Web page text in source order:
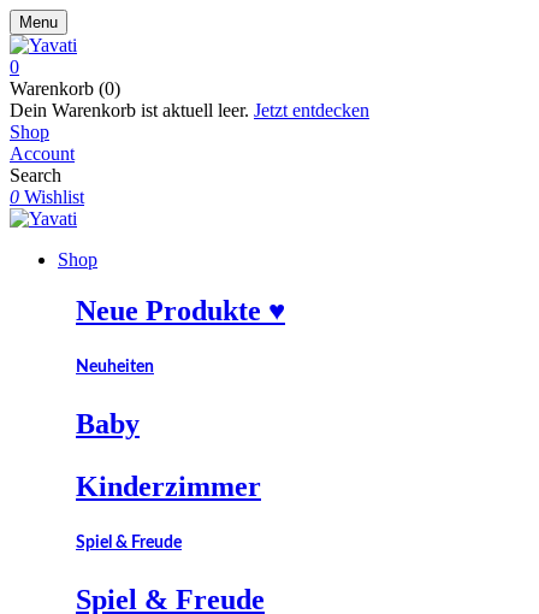
Menu
0
Warenkorb (0)
Dein Warenkorb ist aktuell leer. Jetzt entdecken
Shop
Account
Search
0 Wishlist
Shop
Neue Produkte ♥️
Neuheiten
Baby
Kinderzimmer
Spiel & Freude
Spiel & Freude